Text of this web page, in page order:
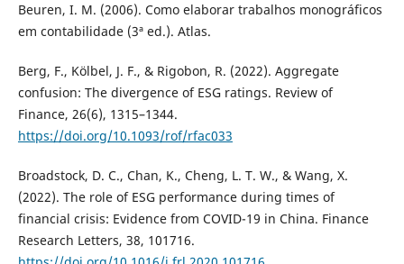
Beuren, I. M. (2006). Como elaborar trabalhos monográficos
em contabilidade (3ª ed.). Atlas.
Berg, F., Kölbel, J. F., & Rigobon, R. (2022). Aggregate
confusion: The divergence of ESG ratings. Review of
Finance, 26(6), 1315–1344.
https://doi.org/10.1093/rof/rfac033
Broadstock, D. C., Chan, K., Cheng, L. T. W., & Wang, X.
(2022). The role of ESG performance during times of
financial crisis: Evidence from COVID-19 in China. Finance
Research Letters, 38, 101716.